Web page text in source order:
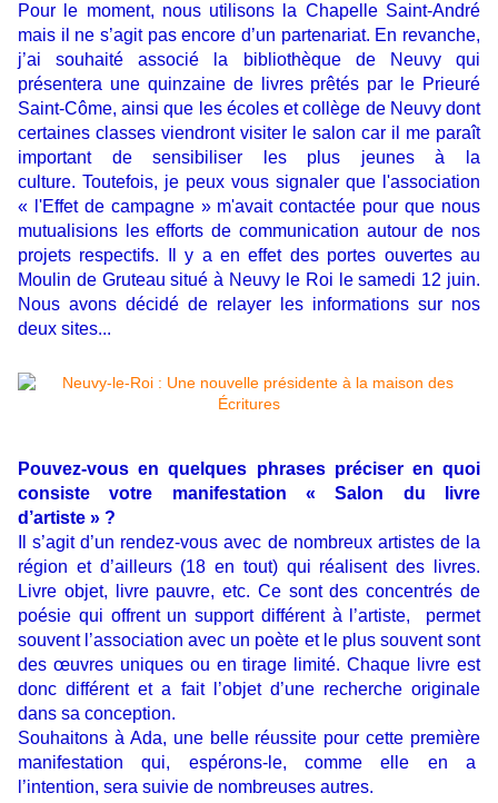
Pour le moment, nous utilisons la Chapelle Saint-André
mais il ne s’agit pas encore d’un partenariat. En revanche,
j’ai souhaité associé la bibliothèque de Neuvy qui
présentera une quinzaine de livres prêtés par le Prieuré
Saint-Côme, ainsi que les écoles et collège de Neuvy dont
certaines classes viendront visiter le salon car il me paraît
important de sensibiliser les plus jeunes à la
culture. Toutefois, je peux vous signaler que l'association
« l'Effet de campagne » m'avait contactée pour que nous
mutualisions les efforts de communication autour de nos
projets respectifs. Il y a en effet des portes ouvertes au
Moulin de Gruteau situé à Neuvy le Roi le samedi 12 juin.
Nous avons décidé de relayer les informations sur nos
deux sites...
Pouvez-vous en quelques phrases préciser en quoi
consiste votre manifestation « Salon du livre
d’artiste » ?
Il s’agit d’un rendez-vous avec de nombreux artistes de la
région et d’ailleurs (18 en tout) qui réalisent des livres.
Livre objet, livre pauvre, etc. Ce sont des concentrés de
poésie qui offrent un support différent à l’artiste, permet
souvent l’association avec un poète et le plus souvent sont
des œuvres uniques ou en tirage limité. Chaque livre est
donc différent et a fait l’objet d’une recherche originale
dans sa conception.
Souhaitons à Ada, une belle réussite pour cette première
manifestation qui, espérons-le, comme elle en a
l’intention, sera suivie de nombreuses autres.